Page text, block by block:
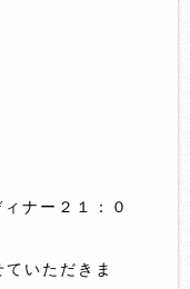
ナー２１：０
いただきま